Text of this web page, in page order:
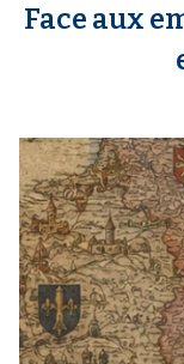
Face aux
m
e
d
i
a